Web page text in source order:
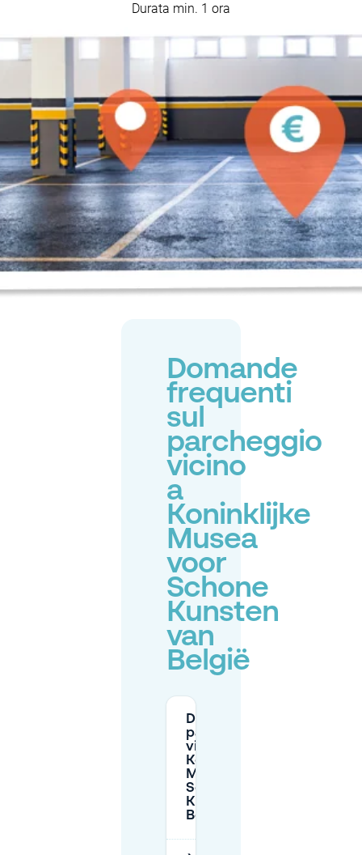
Durata min. 1 ora
Domande
frequenti
sul
parcheggio
vicino
a
Koninklijke
Musea
voor
Schone
Kunsten
van
België
Dove posso
parcheggiare
vicino ai
Koninklijke
Musea voor
Schone
Kunsten van
België?